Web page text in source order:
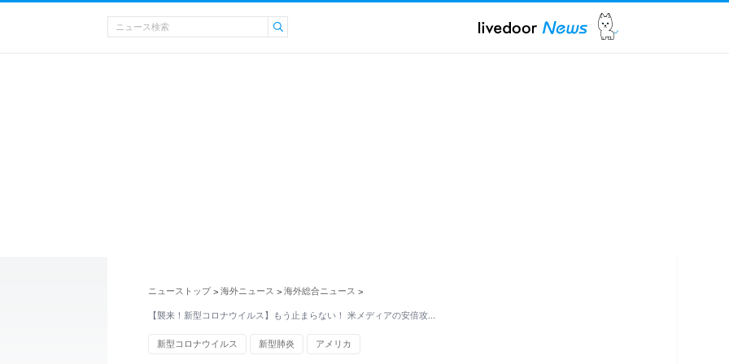
ニューストップ > 海外ニュース > 海外総合ニュース >
【襲来！新型コロナウイルス】もう止まらない！ 米メディアの安倍攻…
新型コロナウイルス 新型肺炎 アメリカ